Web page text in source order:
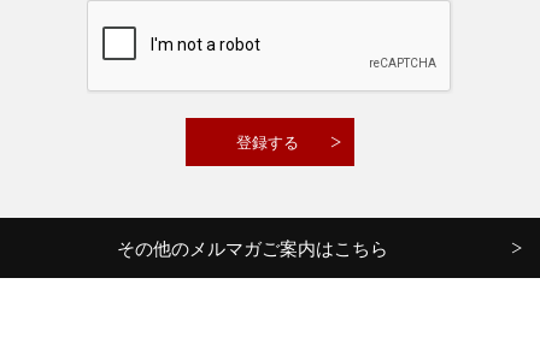
その他のメルマガご案内はこちら